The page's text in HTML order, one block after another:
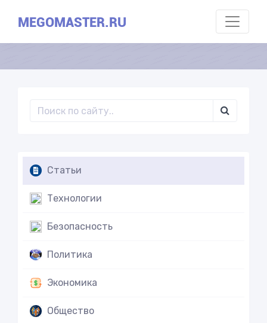
MEGOMASTER.RU
Статьи
Технологии
Безопасность
Политика
Экономика
Общество